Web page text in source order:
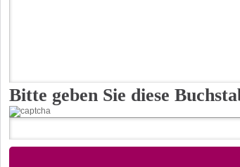
Bitte geben Sie diese